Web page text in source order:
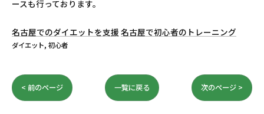
ースも行っております。
名古屋でのダイエットを支援 名古屋で初心者のトレーニング
ダイエット 初心者
< 前のページ 一覧に戻る 次のページ >